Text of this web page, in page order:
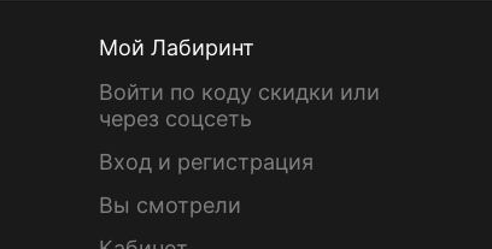
Мой Лабиринт
Войти по коду скидки или
через соцсеть
Вход и регистрация
Вы смотрели